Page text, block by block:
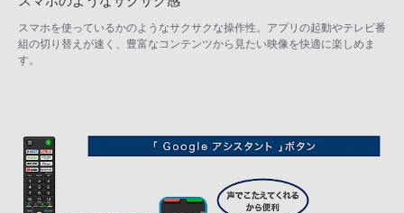
スマホを使っているかのようなサクサクな操作性。アプリの起動やテレビ番
組の切り替えが速く、豊富なコンテンツから見たい映像を快適に楽しめま
す。